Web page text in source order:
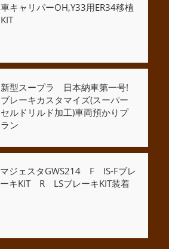
車キャリパーOH,Y33用ER34移植
KIT
新型スープラ 日本納車第一号!
ブレーキカスタマイズ(スーパー
セルドリルド加工)車両預かりプ
ラン
マジェスタGWS214 F IS-Fブレ
ーキKIT R LSブレーキKIT装着